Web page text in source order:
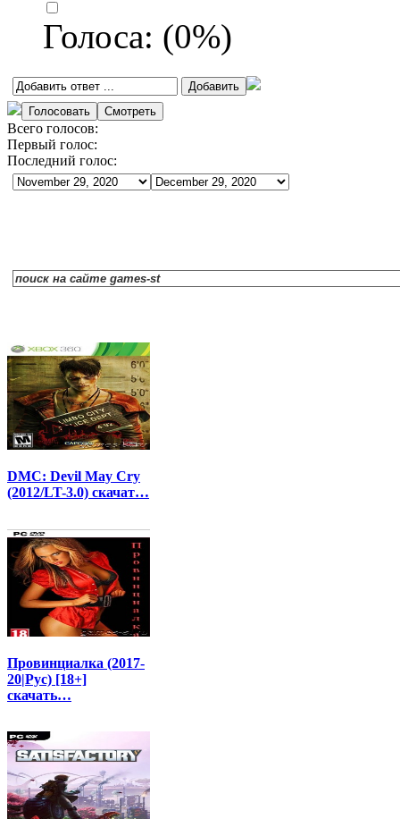
Голоса: (0%)
Всего голосов:
Первый голос:
Последний голос:
DMC: Devil May Cry
(2012/LT-3.0) скачат…
Провинциалка (2017-
20|Рус) [18+]
скачать…